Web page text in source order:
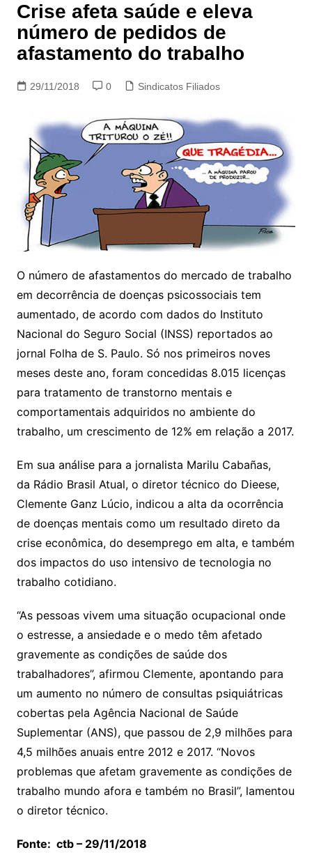
Crise afeta saúde e eleva
número de pedidos de
afastamento do trabalho
29/11/2018 0 Sindicatos Filiados
O número de afastamentos do mercado de trabalho
em decorrência de doenças psicossociais tem
aumentado, de acordo com dados do Instituto
Nacional do Seguro Social (INSS) reportados ao
jornal Folha de S. Paulo. Só nos primeiros noves
meses deste ano, foram concedidas 8.015 licenças
para tratamento de transtorno mentais e
comportamentais adquiridos no ambiente do
trabalho, um crescimento de 12% em relação a 2017.
Em sua análise para a jornalista Marilu Cabañas,
da Rádio Brasil Atual, o diretor técnico do Dieese,
Clemente Ganz Lúcio, indicou a alta da ocorrência
de doenças mentais como um resultado direto da
crise econômica, do desemprego em alta, e também
dos impactos do uso intensivo de tecnologia no
trabalho cotidiano.
“As pessoas vivem uma situação ocupacional onde
o estresse, a ansiedade e o medo têm afetado
gravemente as condições de saúde dos
trabalhadores”, afirmou Clemente, apontando para
um aumento no número de consultas psiquiátricas
cobertas pela Agência Nacional de Saúde
Suplementar (ANS), que passou de 2,9 milhões para
4,5 milhões anuais entre 2012 e 2017. “Novos
problemas que afetam gravemente as condições de
trabalho mundo afora e também no Brasil”, lamentou
o diretor técnico.
Fonte: ctb– 29/11/2018